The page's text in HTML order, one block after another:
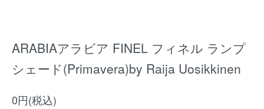
ARABIAアラビア FINEL フィネル ランプ
シェード(Primavera)by Raija Uosikkinen
0円(税込)